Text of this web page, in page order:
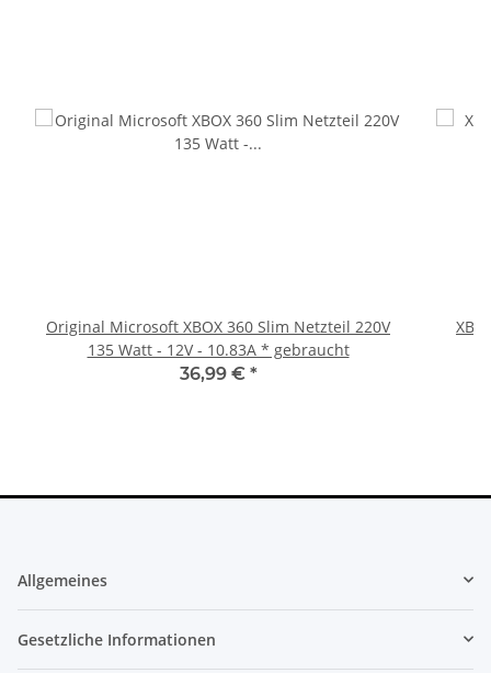
Original Microsoft XBOX 360 Slim Netzteil 220V
135 Watt - 12V - 10.83A * gebraucht
36,99 € *
Allgemeines
Gesetzliche Informationen